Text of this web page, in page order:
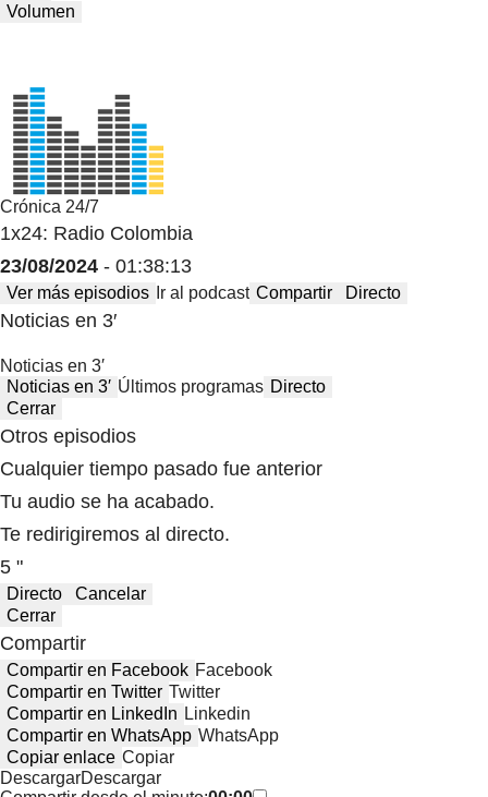
Volumen
Crónica 24/7
1x24: Radio Colombia
23/08/2024 - 01:38:13
Ver más episodios Ir al podcast Compartir Directo
Noticias en 3′
Noticias en 3′
Noticias en 3′ Últimos programas Directo
Cerrar
Otros episodios
Cualquier tiempo pasado fue anterior
Tu audio se ha acabado.
Te redirigiremos al directo.
5 "
Directo
Cancelar
Cerrar
Compartir
Compartir en Facebook Facebook
Compartir en Twitter Twitter
Compartir en LinkedIn Linkedin
Compartir en WhatsApp WhatsApp
Copiar enlace Copiar
DescargarDescargar